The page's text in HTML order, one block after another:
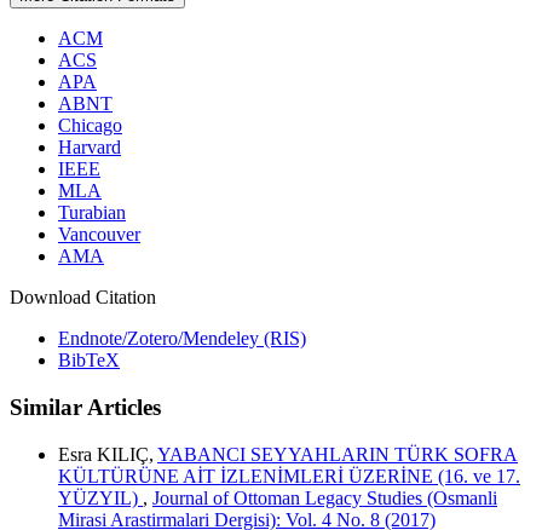
ACM
ACS
APA
ABNT
Chicago
Harvard
IEEE
MLA
Turabian
Vancouver
AMA
Download Citation
Endnote/Zotero/Mendeley (RIS)
BibTeX
Similar Articles
Esra KILIÇ, YABANCI SEYYAHLARIN TÜRK SOFRA
KÜLTÜRÜNE AİT İZLENİMLERİ ÜZERİNE (16. ve 17.
YÜZYIL) , Journal of Ottoman Legacy Studies (Osmanli
Mirasi Arastirmalari Dergisi): Vol. 4 No. 8 (2017)